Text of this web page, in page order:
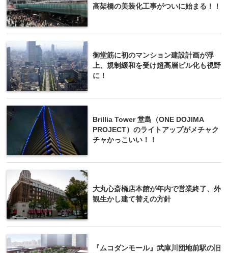
高架橋の美装化工事がついに始まる！！
御堂筋に初のマンション建設計画が浮
上、規制緩和を受け超高層ビル化も視野
に！
Brillia Tower 堂島（ONE DOJIMA
PROJECT）のライトアップがメチャク
チャかっこいい！！
大丸心斎橋店本館が年内で営業終了、外
観生かし建て替えの方針
『ムコダンモール』武庫川団地前駅の旧